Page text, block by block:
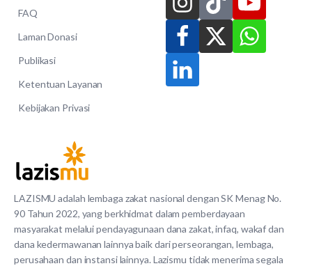
LAZISMU adalah lembaga zakat nasional dengan SK Menag No.
90 Tahun 2022, yang berkhidmat dalam pemberdayaan
masyarakat melalui pendayagunaan dana zakat, infaq, wakaf dan
dana kedermawanan lainnya baik dari perseorangan, lembaga,
perusahaan dan instansi lainnya. Lazismu tidak menerima segala
FAQ
Laman Donasi
Publikasi
Ketentuan Layanan
Kebijakan Privasi